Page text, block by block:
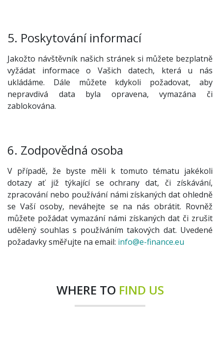
5. Poskytování informací
Jakožto návštěvník našich stránek si můžete bezplatně
vyžádat informace o Vašich datech, která u nás
ukládáme. Dále můžete kdykoli požadovat, aby
nepravdivá data byla opravena, vymazána či
zablokována.
6. Zodpovědná osoba
V případě, že byste měli k tomuto tématu jakékoli
dotazy ať již týkající se ochrany dat, či získávání,
zpracování nebo používání námi získaných dat ohledně
se Vaší osoby, neváhejte se na nás obrátit. Rovněž
můžete požádat vymazání námi získaných dat či zrušit
udělený souhlas s používáním takových dat. Uvedené
požadavky směřujte na email: info@e-finance.eu
WHERE TO FIND US